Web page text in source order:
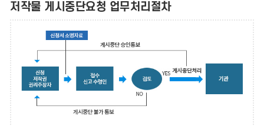
저작물 게시중단요청 업무처리절차